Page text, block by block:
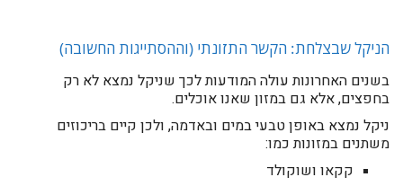
הניקל שבצלחת: הקשר התזונתי (וההסתייגות החשובה)
בשנים האחרונות עולה המודעות לכך שניקל נמצא לא רק
בחפצים, אלא גם במזון שאנו אוכלים.
ניקל נמצא באופן טבעי במים ובאדמה, ולכן קיים בריכוזים
משתנים במזונות כמו:
קקאו ושוקולד